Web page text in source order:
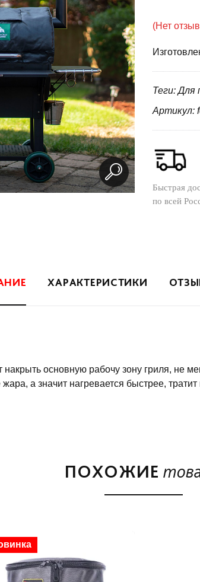
(Нет
Теги: Для
Артикул:
Быстрая
по всей
ХАРАКТЕРИСТИКИ
основную рабочу зону гриля, не
а значит нагревается быстрее,
ПОХОЖИЕ